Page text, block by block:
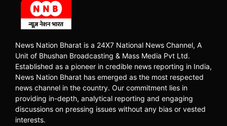
News Nation Bharat is a 24X7 National News Channel, A
Unit of Bhushan Broadcasting & Mass Media Pvt Ltd.
Established as a pioneer in credible news reporting in India,
News Nation Bharat has emerged as the most respected
news channel in the country. Our commitment lies in
providing in-depth, analytical reporting and engaging
discussions on pressing issues without any bias or vested
interests.